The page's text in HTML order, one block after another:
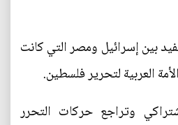
بين إسرائيل ومصر التي كانت
العربية لتحرير فلسطين.
وتراجع حركات التحرر